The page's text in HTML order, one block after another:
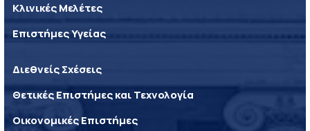
Κλινικές Μελέτες
Επιστήμες Υγείας
Διεθνείς Σχέσεις
Θετικές Επιστήμες και Τεχνολογία
Οικονομικές Επιστήμες